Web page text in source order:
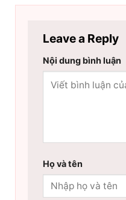
Leave a Reply
Nội dung bình luận
Họ và tên